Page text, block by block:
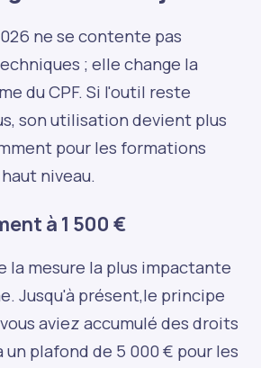
ne se contente pas
; elle change la
du CPF. Si l'outil reste
son utilisation devient plus
pour les formations
niveau.
à 1 500 €
la mesure la plus impactante
Jusqu'à présent,le principe
aviez accumulé des droits
un plafond de 5 000 € pour les